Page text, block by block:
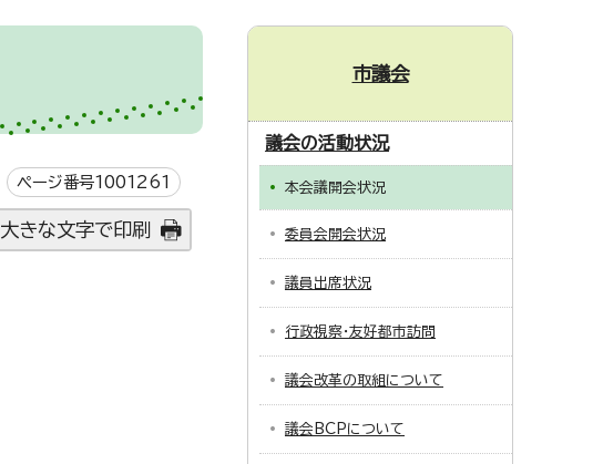
ページ番号1001261
大きな文字で印刷
市議会
議会の活動状況
本会議開会状況
委員会開会状況
議員出席状況
行政視察・友好都市訪問
議会改革の取組について
議会BCPについて